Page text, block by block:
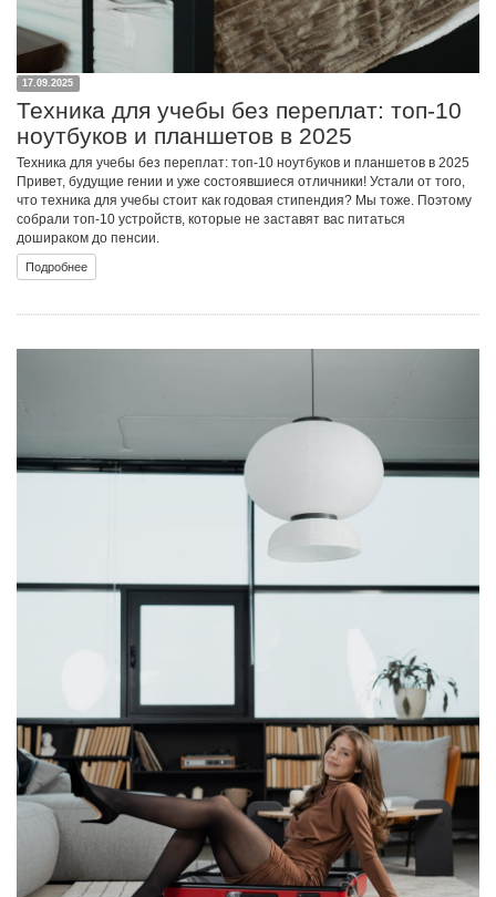
17.09.2025
Техника для учебы без переплат: топ-10
ноутбуков и планшетов в 2025
Техника для учебы без переплат: топ-10 ноутбуков и планшетов в 2025
Привет, будущие гении и уже состоявшиеся отличники! Устали от того,
что техника для учебы стоит как годовая стипендия? Мы тоже. Поэтому
собрали топ-10 устройств, которые не заставят вас питаться
дошираком до пенсии.
Подробнее